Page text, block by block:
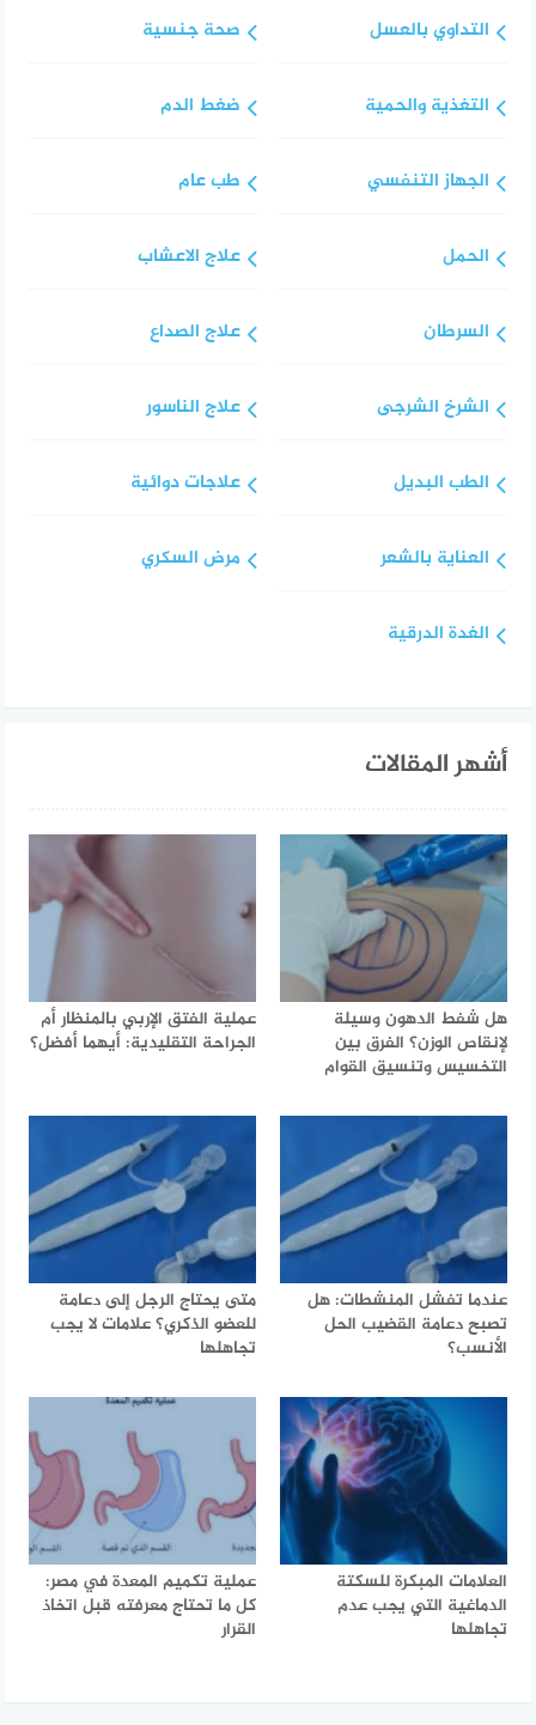
التداوي بالعسل
التغذية والحمية
الجهاز التنفسي
الحمل
السرطان
الشرخ الشرجى
الطب البديل
العناية بالشعر
الغدة الدرقية
صحة جنسية
ضغط الدم
طب عام
علاج الاعشاب
علاج الصداع
علاج الناسور
علاجات دوائية
مرض السكري
أشهر المقالات
هل شفط الدهون وسيلة
لإنقاص الوزن؟ الفرق بين
التخسيس وتنسيق القوام
عملية الفتق الإربي بالمنظار أم
الجراحة التقليدية: أيهما أفضل؟
عندما تفشل المنشطات: هل
تصبح دعامة القضيب الحل
الأنسب؟
متى يحتاج الرجل إلى دعامة
للعضو الذكري؟ علامات لا يجب
تجاهلها
العلامات المبكرة للسكتة
الدماغية التي يجب عدم
تجاهلها
عملية تكميم المعدة في مصر:
كل ما تحتاج معرفته قبل اتخاذ
القرار